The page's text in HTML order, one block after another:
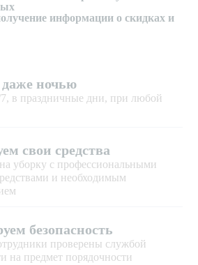
информации о скидках и
ночью
в праздничные дни, при любой
свои средства
уборку с профессиональными
и необходимым
безопасность
проверены службой
на предмет порядочности